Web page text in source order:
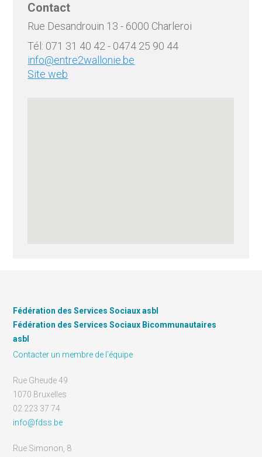
Contact
Rue Desandrouin 13 - 6000 Charleroi
Tél: 071 31 40 42 - 0474 25 90 44
info@entre2wallonie.be
Site web
Fédération des Services Sociaux asbl
Fédération des Services Sociaux Bicommunautaires
asbl
Contacter un membre de l’équipe
Rue Gheude 49
1070 Bruxelles
02 223 37 74
info@fdss.be
Rue Simonon, 8